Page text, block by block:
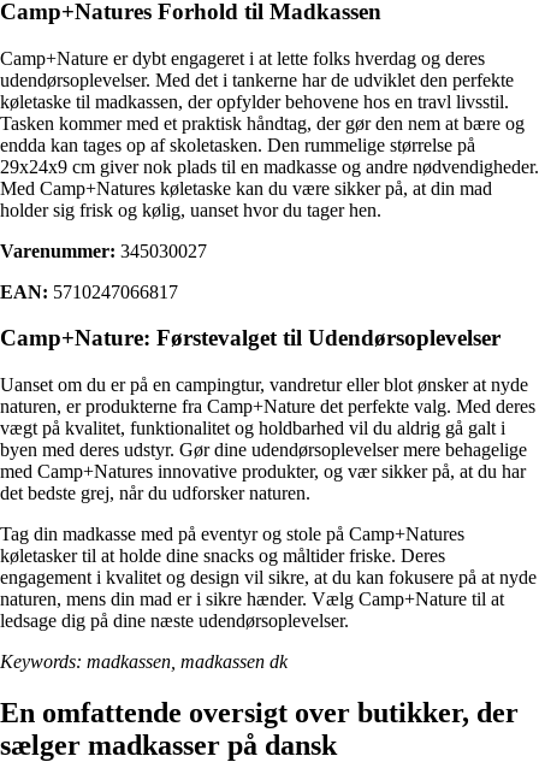
Camp+Natures Forhold til Madkassen
Camp+Nature er dybt engageret i at lette folks hverdag og deres
udendørsoplevelser. Med det i tankerne har de udviklet den perfekte
køletaske til madkassen, der opfylder behovene hos en travl livsstil.
Tasken kommer med et praktisk håndtag, der gør den nem at bære og
endda kan tages op af skoletasken. Den rummelige størrelse på
29x24x9 cm giver nok plads til en madkasse og andre nødvendigheder.
Med Camp+Natures køletaske kan du være sikker på, at din mad
holder sig frisk og kølig, uanset hvor du tager hen.
Varenummer: 345030027
EAN: 5710247066817
Camp+Nature: Førstevalget til Udendørsoplevelser
Uanset om du er på en campingtur, vandretur eller blot ønsker at nyde
naturen, er produkterne fra Camp+Nature det perfekte valg. Med deres
vægt på kvalitet, funktionalitet og holdbarhed vil du aldrig gå galt i
byen med deres udstyr. Gør dine udendørsoplevelser mere behagelige
med Camp+Natures innovative produkter, og vær sikker på, at du har
det bedste grej, når du udforsker naturen.
Tag din madkasse med på eventyr og stole på Camp+Natures
køletasker til at holde dine snacks og måltider friske. Deres
engagement i kvalitet og design vil sikre, at du kan fokusere på at nyde
naturen, mens din mad er i sikre hænder. Vælg Camp+Nature til at
ledsage dig på dine næste udendørsoplevelser.
Keywords: madkassen, madkassen dk
En omfattende oversigt over butikker, der
sælger madkasser på dansk